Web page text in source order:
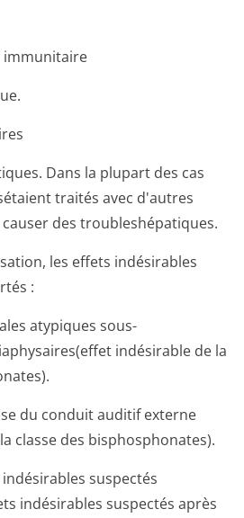
immunitaire
Dans la plupart des cas
traités avec d'autres
des troubleshépatiques.
les effets indésirables
:
atypiques sous-
indésirable de la
du conduit auditif externe
classe des bisphosphonates).
suspectés
indésirables suspectés après